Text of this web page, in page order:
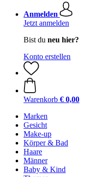
Anmelden
Jetzt anmelden
Bist du neu hier?
Konto erstellen
Warenkorb € 0,00
Marken
Gesicht
Make-up
Körper & Bad
Haare
Männer
Baby & Kind